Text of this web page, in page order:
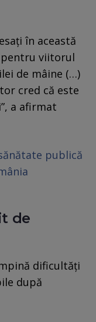
în această
pentru viitorul
de mâine (…)
cred că este
a afirmat
publică
de
dificultăți
după